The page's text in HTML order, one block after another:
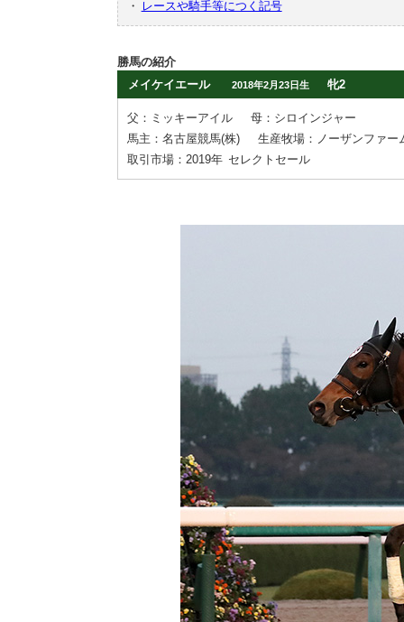
・
レースや騎手等につく記号
勝馬の紹介
メイケイエール
2018年2月23日生 牝2
父：ミッキーアイル
母：シロインジャー
馬主：名古屋競馬(株)
生産牧場：ノーザンファー
取引市場：2019年 セレクトセール